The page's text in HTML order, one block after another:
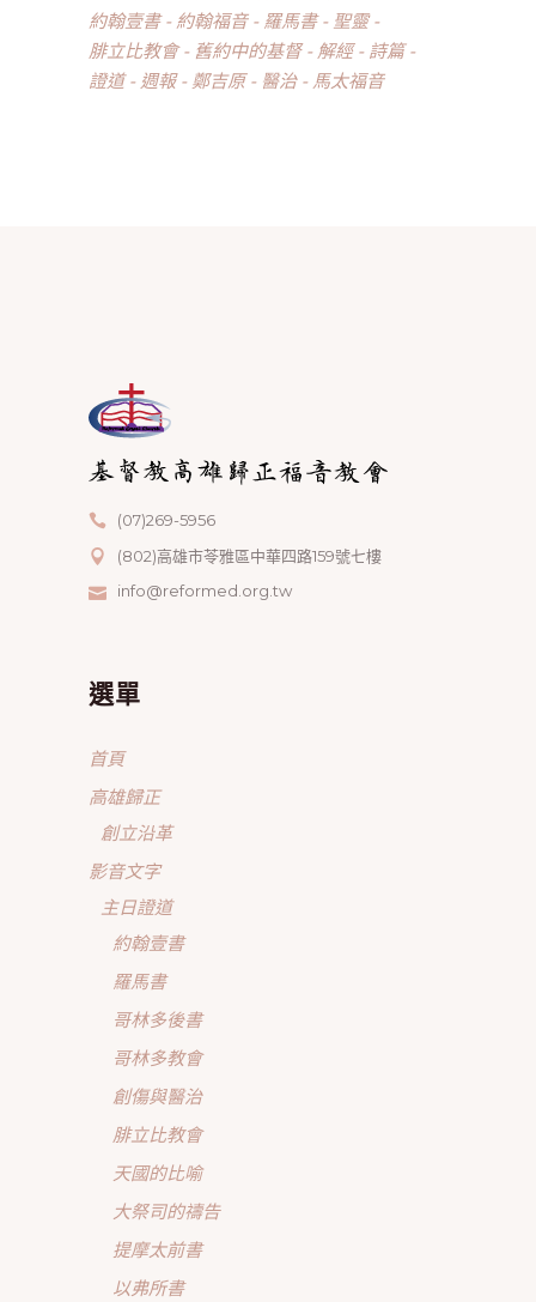
約翰壹書
約翰福音 羅馬書
聖靈
腓立比教會
舊約中的基督 解經
詩篇
證道
週報 鄭吉原 醫治 馬太福音
(07)269-5956
(802)高雄市苓雅區中華四路159號七樓
info@reformed.org.tw
選單
首頁
高雄歸正
創立沿革
影音文字
主日證道
約翰壹書
羅馬書
哥林多後書
哥林多教會
創傷與醫治
腓立比教會
天國的比喻
大祭司的禱告
提摩太前書
以弗所書